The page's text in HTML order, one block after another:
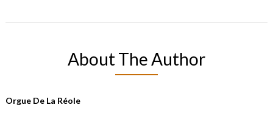
About The Author
Orgue De La Réole